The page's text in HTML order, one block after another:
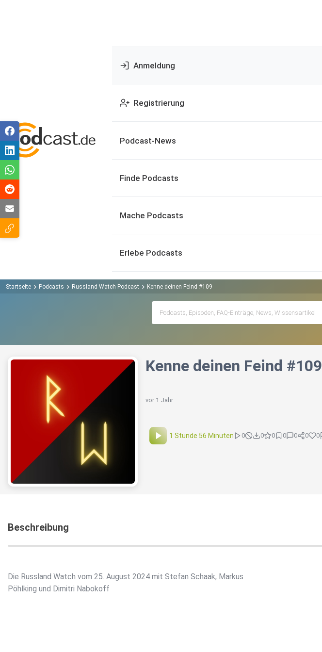
Anmeldung
Registrierung
Podcast-News
Finde Podcasts
Mache Podcasts
Erlebe Podcasts
Startseite Podcasts Russland Watch Podcast Kenne deinen Feind #109
Kenne deinen Feind #109
vor 1 Jahr
1 Stunde 56 Minuten 0 0 0 0 0 0 0
Beschreibung
Die Russland Watch vom 25. August 2024 mit Stefan Schaak, Markus
Pöhlking und Dimitri Nabokoff